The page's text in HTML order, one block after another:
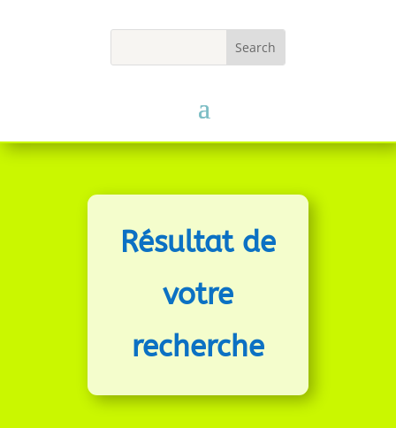
Résultat de
votre
recherche